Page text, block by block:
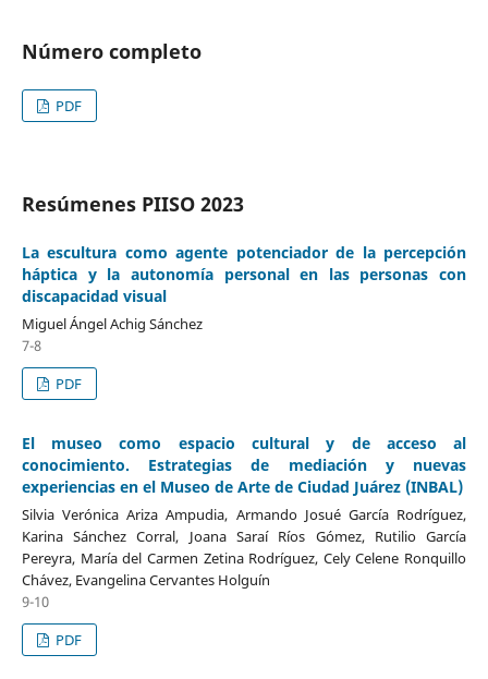
Número completo
PDF
Resúmenes PIISO 2023
La escultura como agente potenciador de la percepción
háptica y la autonomía personal en las personas con
discapacidad visual
Miguel Ángel Achig Sánchez
7-8
PDF
El museo como espacio cultural y de acceso al
conocimiento. Estrategias de mediación y nuevas
experiencias en el Museo de Arte de Ciudad Juárez (INBAL)
Silvia Verónica Ariza Ampudia, Armando Josué García Rodríguez,
Karina Sánchez Corral, Joana Saraí Ríos Gómez, Rutilio García
Pereyra, María del Carmen Zetina Rodríguez, Cely Celene Ronquillo
Chávez, Evangelina Cervantes Holguín
9-10
PDF